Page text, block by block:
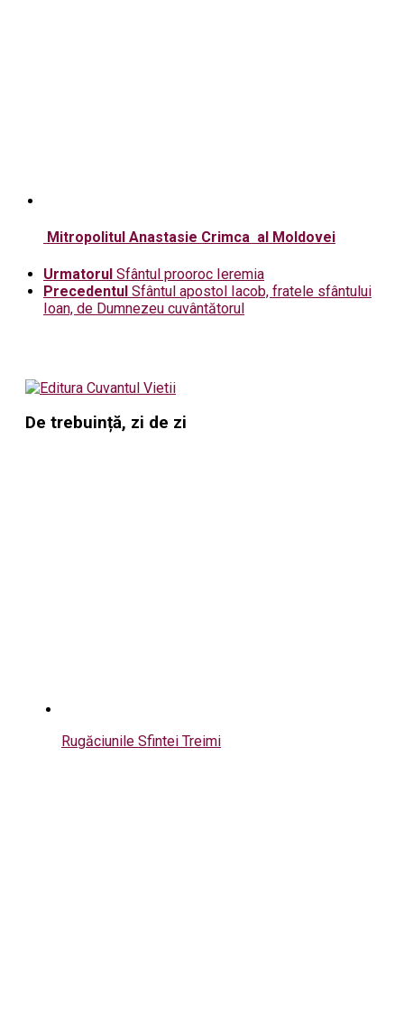
Mitropolitul Anastasie Crimca al Moldovei
Urmatorul Sfântul prooroc Ieremia
Precedentul Sfântul apostol Iacob, fratele sfântului
Ioan, de Dumnezeu cuvântătorul
De trebuință, zi de zi
Rugăciunile Sfintei Treimi